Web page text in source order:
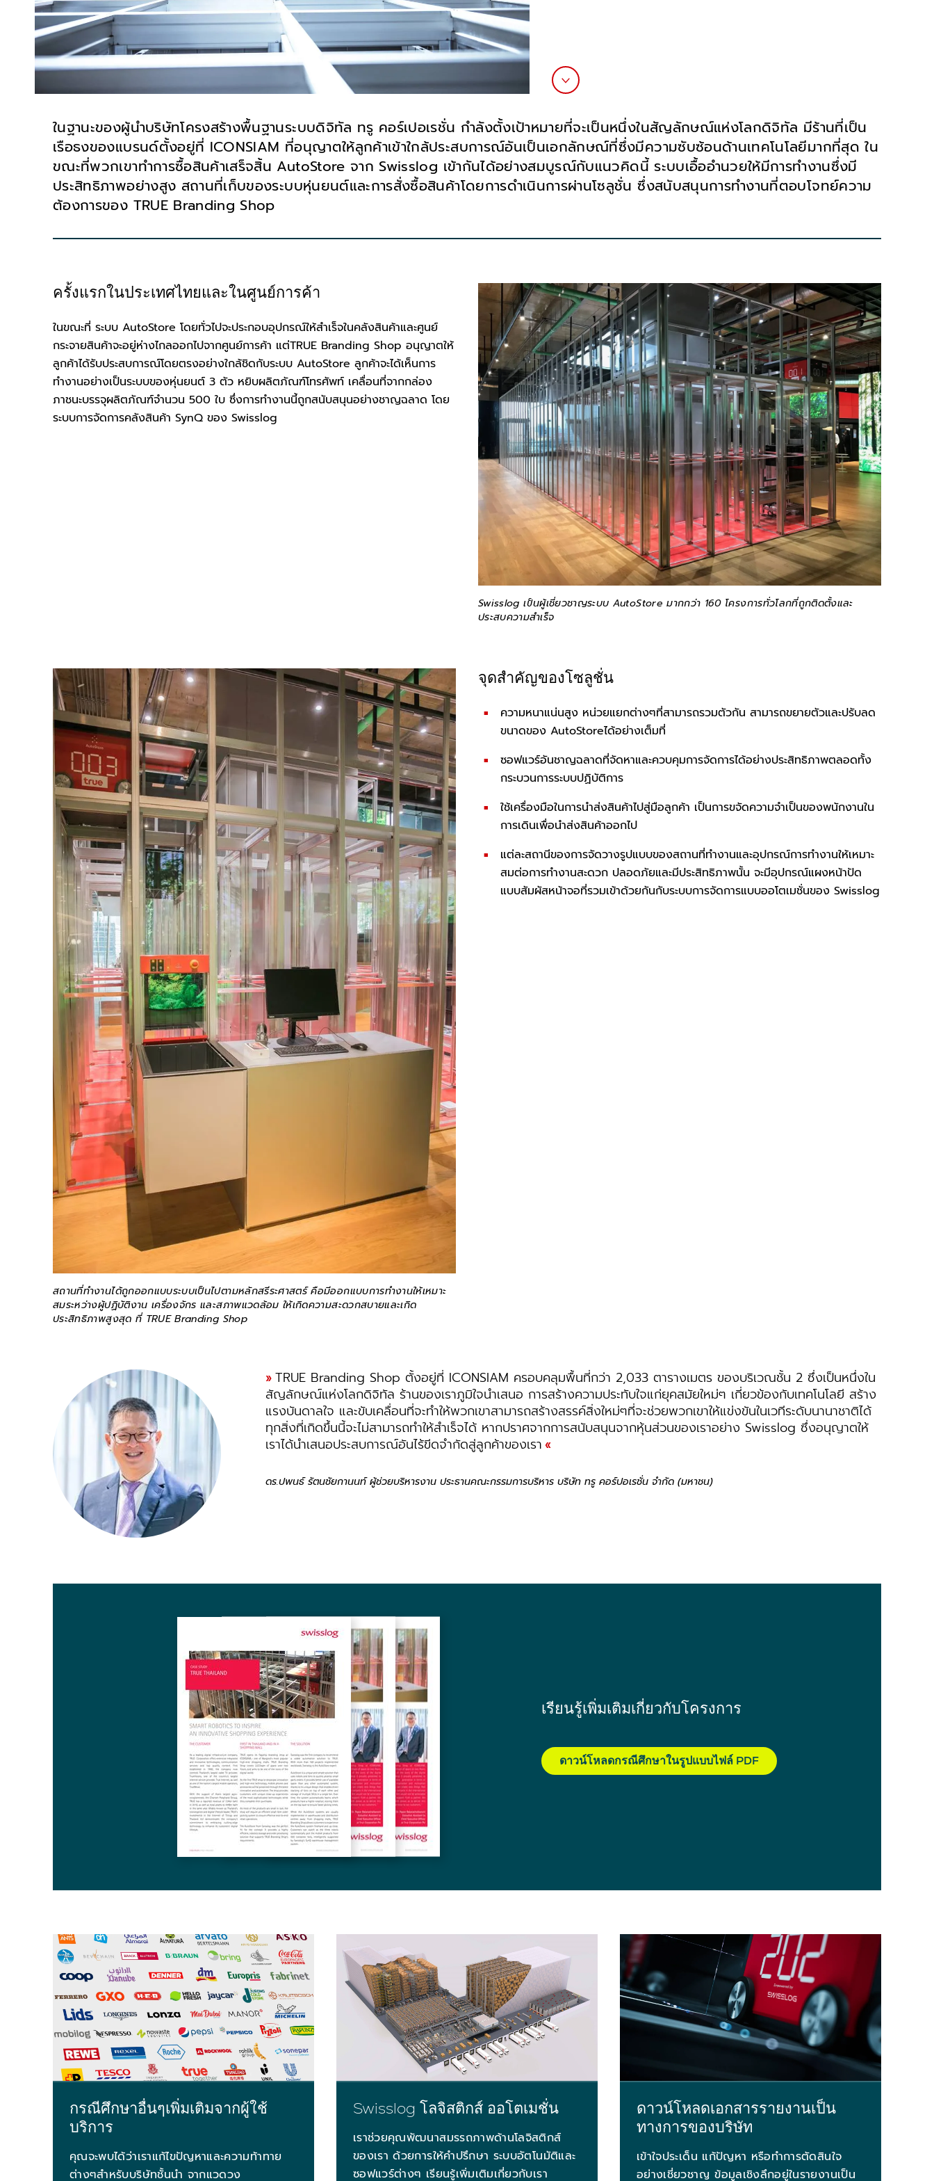
ในฐานะของผู้นำบริษัทโครงสร้างพื้นฐานระบบดิจิทัล ทรู คอร์เปอเรชั่น กำลังตั้งเป้าหมายที่จะเป็นหนึ่งในสัญลักษณ์แห่งโลกดิจิทัล มีร้านที่เป็น
เรือธงของแบรนด์ตั้งอยู่ที่ ICONSIAM ที่อนุญาตให้ลูกค้าเข้าใกล้ประสบการณ์อันเป็นเอกลักษณ์ที่ซึ่งมีความซับซ้อนด้านเทคโนโลยีมากที่สุด ใน
ขณะที่พวกเขาทำการซื้อสินค้าเสร็จสิ้น AutoStore จาก Swisslog เข้ากันได้อย่างสมบูรณ์กับแนวคิดนี้ ระบบเอื้ออำนวยให้มีการทำงานซึ่งมี
ประสิทธิภาพอย่างสูง สถานที่เก็บของระบบหุ่นยนต์และการสั่งซื้อสินค้าโดยการดำเนินการผ่านโซลูชั่น ซึ่งสนับสนุนการทำงานที่ตอบโจทย์ความ
ต้องการของ TRUE Branding Shop
Swisslog เป็นผู้เชี่ยวชาญระบบ AutoStore มากกว่า 160 โครงการทั่วโลกที่ถูกติดตั้งและ
ประสบความสำเร็จ
ครั้งแรกในประเทศไทยและในศูนย์การค้า
ในขณะที่ ระบบ AutoStore โดยทั่วไปจะประกอบอุปกรณ์ให้สำเร็จในคลังสินค้าและศูนย์
กระจายสินค้าจะอยู่ห่างไกลออกไปจากศูนย์การค้า แต่TRUE Branding Shop อนุญาตให้
ลูกค้าได้รับประสบการณ์โดยตรงอย่างใกล้ชิดกับระบบ AutoStore ลูกค้าจะได้เห็นการ
ทำงานอย่างเป็นระบบของหุ่นยนต์ 3 ตัว หยิบผลิตภัณฑ์โทรศัพท์ เคลื่อนที่จากกล่อง
ภาชนะบรรจุผลิตภัณฑ์จำนวน 500 ใบ ซึ่งการทำงานนี้ถูกสนับสนุนอย่างชาญฉลาด โดย
ระบบการจัดการคลังสินค้า SynQ ของ Swisslog
สถานที่ทำงานได้ถูกออกแบบระบบเป็นไปตามหลักสรีระศาสตร์ คือมีออกแบบการทำงานให้เหมาะ
สมระหว่างผู้ปฏิบัติงาน เครื่องจักร และสภาพแวดล้อม ให้เกิดความสะดวกสบายและเกิด
ประสิทธิภาพสูงสุด ที่ TRUE Branding Shop
จุดสำคัญของโซลูชั่น
ความหนาแน่นสูง หน่วยแยกต่างๆที่สามารถรวมตัวกัน สามารถขยายตัวและปรับลด
ขนาดของ AutoStoreได้อย่างเต็มที่
ซอฟแวร์อันชาญฉลาดที่จัดหาและควบคุมการจัดการได้อย่างประสิทธิภาพตลอดทั้ง
กระบวนการระบบปฏิบัติการ
ใช้เครื่องมือในการนำส่งสินค้าไปสู่มือลูกค้า เป็นการขจัดความจำเป็นของพนักงานใน
การเดินเพื่อนำส่งสินค้าออกไป
แต่ละสถานีของการจัดวางรูปแบบของสถานที่ทำงานและอุปกรณ์การทำงานให้เหมาะ
สมต่อการทำงานสะดวก ปลอดภัยและมีประสิทธิภาพนั้น จะมีอุปกรณ์แผงหน้าปัด
แบบสัมผัสหน้าจอที่รวมเข้าด้วยกันกับระบบการจัดการแบบออโตเมชั่นของ Swisslog
TRUE Branding Shop ตั้งอยู่ที่ ICONSIAM ครอบคลุมพื้นที่กว่า 2,033 ตารางเมตร ของบริเวณชั้น 2 ซึ่งเป็นหนึ่งใน
สัญลักษณ์แห่งโลกดิจิทัล ร้านของเราภูมิใจนำเสนอ การสร้างความประทับใจแก่ยุคสมัยใหม่ๆ เกี่ยวข้องกับเทคโนโลยี สร้าง
แรงบันดาลใจ และขับเคลื่อนที่จะทำให้พวกเขาสามารถสร้างสรรค์สิ่งใหม่ๆที่จะช่วยพวกเขาให้แข่งขันในเวทีระดับนานาชาติได้
ทุกสิ่งที่เกิดขึ้นนี้จะไม่สามารถทำให้สำเร็จได้ หากปราศจากการสนับสนุนจากหุ้นส่วนของเราอย่าง Swisslog ซึ่งอนุญาตให้
เราได้นำเสนอประสบการณ์อันไร้ขีดจำกัดสู่ลูกค้าของเรา
ดร.ปพนธ์ รัตนชัยกานนท์ ผู้ช่วยบริหารงาน ประธานคณะกรรมการบริหาร บริษัท ทรู คอร์ปอเรชั่น จำกัด (มหาชน)
เรียนรู้เพิ่มเติมเกี่ยวกับโครงการ
ดาวน์โหลดกรณีศึกษาในรูปแบบไฟล์ PDF
กรณีศึกษาอื่นๆเพิ่มเติมจากผู้ใช้
บริการ
คุณจะพบได้ว่าเราแก้ไขปัญหาและความท้าทาย
ต่างๆสำหรับบริษัทชั้นนำ จากแวดวง
Swisslog โลจิสติกส์ ออโตเมชั่น
เราช่วยคุณพัฒนาสมรรถภาพด้านโลจิสติกส์
ของเรา ด้วยการให้คำปรึกษา ระบบอัตโนมัติและ
ซอฟแวร์ต่างๆ เรียนรู้เพิ่มเติมเกี่ยวกับเรา
ดาวน์โหลดเอกสารรายงานเป็น
ทางการของบริษัท
เข้าใจประเด็น แก้ปัญหา หรือทำการตัดสินใจ
อย่างเชี่ยวชาญ ข้อมูลเชิงลึกอยู่ในรายงานเป็น